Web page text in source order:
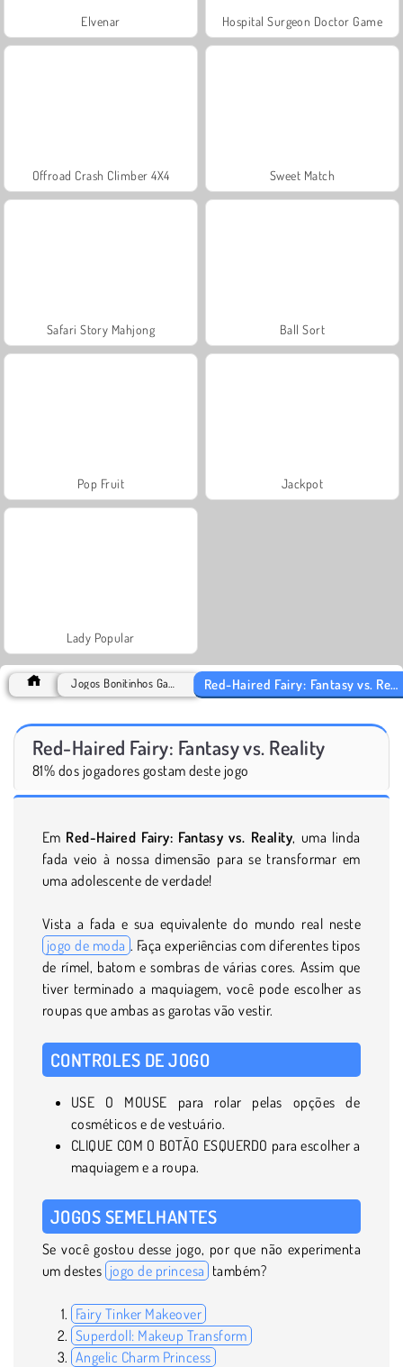
Elvenar Hospital Surgeon Doctor Game
Offroad Crash Climber 4X4 Sweet Match
Safari Story Mahjong Ball Sort
Pop Fruit Jackpot
Lady Popular
Red-Haired Fairy: Fantasy vs. Reality
81% dos jogadores gostam deste jogo
Em Red-Haired Fairy: Fantasy vs. Reality, uma linda
fada veio à nossa dimensão para se transformar em
uma adolescente de verdade!
Vista a fada e sua equivalente do mundo real neste
jogo de moda . Faça experiências com diferentes tipos
de rímel, batom e sombras de várias cores. Assim que
tiver terminado a maquiagem, você pode escolher as
roupas que ambas as garotas vão vestir.
CONTROLES DE JOGO
USE O MOUSE para rolar pelas opções de
cosméticos e de vestuário.
CLIQUE COM O BOTÃO ESQUERDO para escolher a
maquiagem e a roupa.
JOGOS SEMELHANTES
Se você gostou desse jogo, por que não experimenta
um destes jogo de princesa também?
Fairy Tinker Makeover
Superdoll: Makeup Transform
Angelic Charm Princess